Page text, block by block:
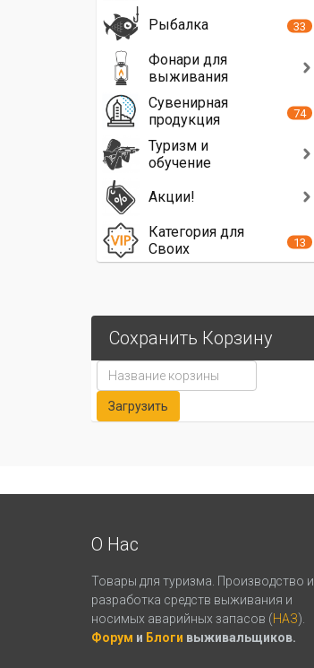
Рыбалка
33
Фонари для
выживания
Сувенирная
продукция
74
Туризм и
обучение
Акции!
Категория для
Своих
13
Сохранить Корзину
О Нас
Товары для туризма. Производство и
разработка средств выживания и
носимых аварийных запасов (НАЗ).
Форум и Блоги выживальщиков.